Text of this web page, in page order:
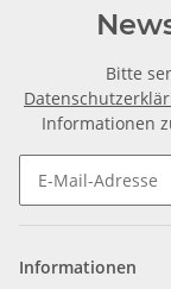
Bitte
Informationen
Informationen